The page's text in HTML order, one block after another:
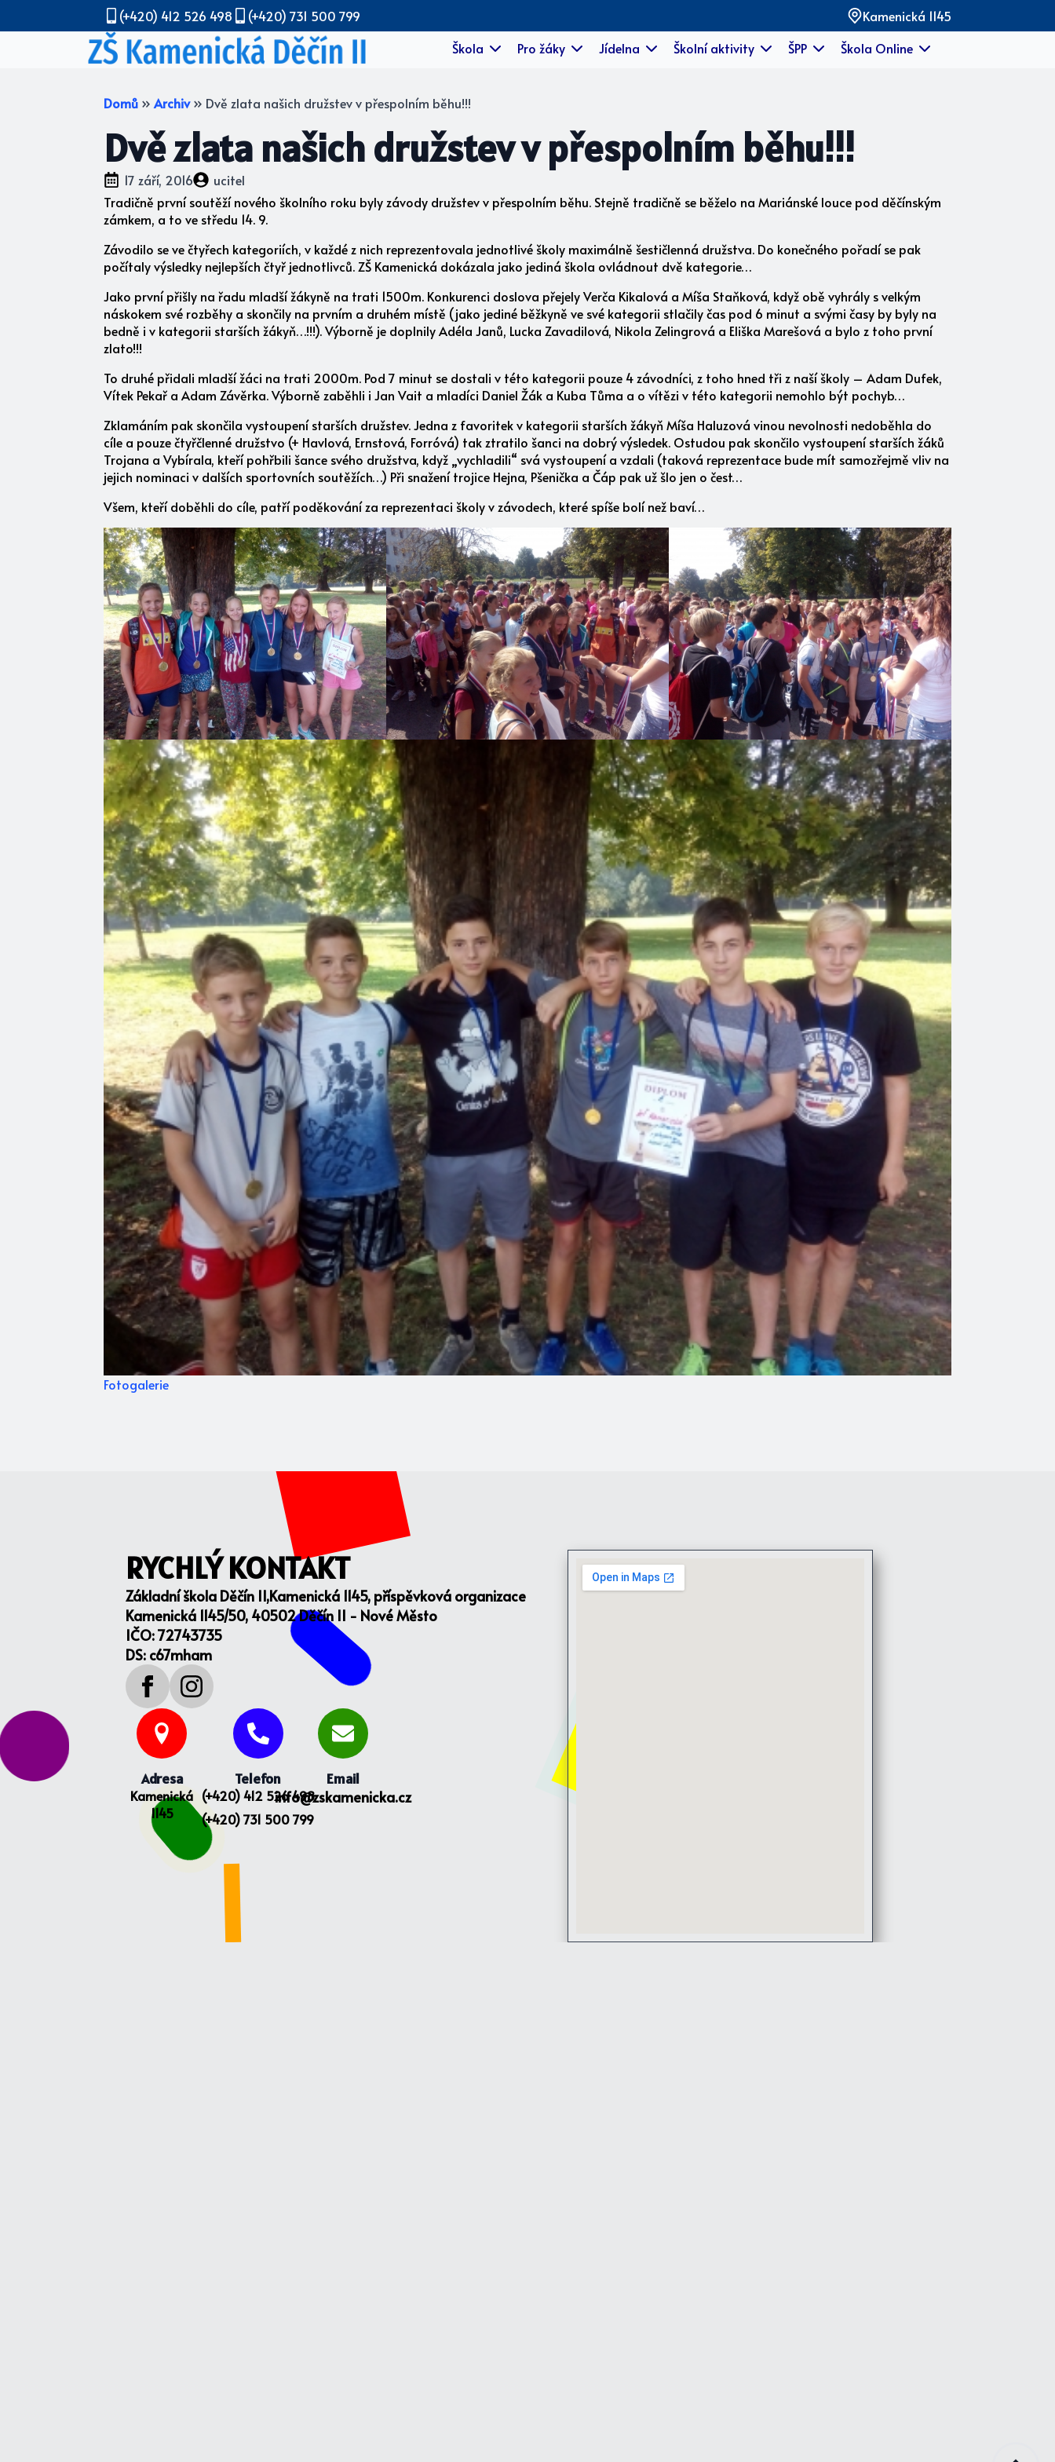
(+420) 412 526 498 (+420) 731 500 799
Kamenická 1145
Škola
Pro žáky Jídelna Školní aktivity ŠPP Škola Online
Domů » Archiv » Dvě zlata našich družstev v přespolním běhu!!!
Dvě zlata našich družstev v přespolním běhu!!!
17 září, 2016
ucitel
Tradičně první soutěží nového školního roku byly závody družstev v přespolním běhu. Stejně tradičně se běželo na Mariánské louce pod děčínským
zámkem, a to ve středu 14. 9.
Závodilo se ve čtyřech kategoriích, v každé z nich reprezentovala jednotlivé školy maximálně šestičlenná družstva. Do konečného pořadí se pak
počítaly výsledky nejlepších čtyř jednotlivců. ZŠ Kamenická dokázala jako jediná škola ovládnout dvě kategorie…
Jako první přišly na řadu mladší žákyně na trati 1500m. Konkurenci doslova přejely Verča Kikalová a Míša Staňková, když obě vyhrály s velkým
náskokem své rozběhy a skončily na prvním a druhém místě (jako jediné běžkyně ve své kategorii stlačily čas pod 6 minut a svými časy by byly na
bedně i v kategorii starších žákyň…!!!). Výborně je doplnily Adéla Janů, Lucka Zavadilová, Nikola Zelingrová a Eliška Marešová a bylo z toho první
zlato!!!
To druhé přidali mladší žáci na trati 2000m. Pod 7 minut se dostali v této kategorii pouze 4 závodníci, z toho hned tři z naší školy – Adam Dufek,
Vítek Pekař a Adam Závěrka. Výborně zaběhli i Jan Vait a mladíci Daniel Žák a Kuba Tůma a o vítězi v této kategorii nemohlo být pochyb…
Zklamáním pak skončila vystoupení starších družstev. Jedna z favoritek v kategorii starších žákyň Míša Haluzová vinou nevolnosti nedoběhla do
cíle a pouze čtyřčlenné družstvo (+ Havlová, Ernstová, Forróvá) tak ztratilo šanci na dobrý výsledek. Ostudou pak skončilo vystoupení starších žáků
Trojana a Vybírala, kteří pohřbili šance svého družstva, když „vychladili“ svá vystoupení a vzdali (taková reprezentace bude mít samozřejmě vliv na
jejich nominaci v dalších sportovních soutěžích…) Při snažení trojice Hejna, Pšenička a Čáp pak už šlo jen o čest…
Všem, kteří doběhli do cíle, patří poděkování za reprezentaci školy v závodech, které spíše bolí než baví…
Fotogalerie
RYCHLÝ KONTAKT
Základní škola Děčín II,Kamenická 1145, příspěvková organizace
Kamenická 1145/50, 40502 Děčín II - Nové Město
IČO: 72743735
DS: c67mham
Adresa
Kamenická
1145
Telefon
(+420) 412 526 498
(+420) 731 500 799
Email
info@zskamenicka.cz